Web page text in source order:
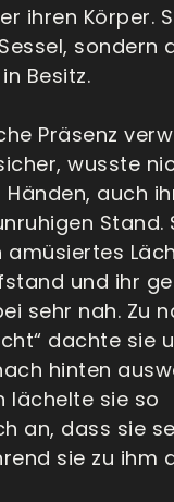
ihren Körper.
sondern
Besitz.
Präsenz
wusste
auch
Stand.
und ihr
sehr nah. Zu
dachte sie
hinten
lächelte sie so
an, dass sie
sie zu ihm